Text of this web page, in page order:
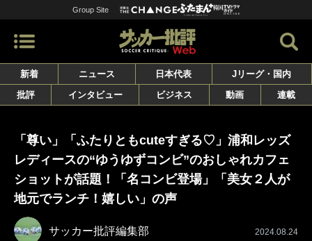
Group Site
新着 ニュース 日本代表
Jリーグ・国内
批評
インタビュー ビジネス 動画 連載
「尊い」「ふたりともcuteすぎる♡」浦和レッズ
レディースの“ゆうゆずコンビ”のおしゃれカフェ
ショットが話題！「名コンビ登場」「美女２人が
地元でランチ！嬉しい」の声
サッカー批評編集部 2024.08.24